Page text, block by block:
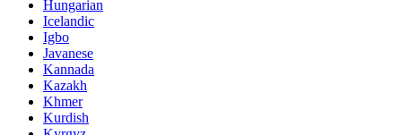
Hungarian
Icelandic
Igbo
Javanese
Kannada
Kazakh
Khmer
Kurdish